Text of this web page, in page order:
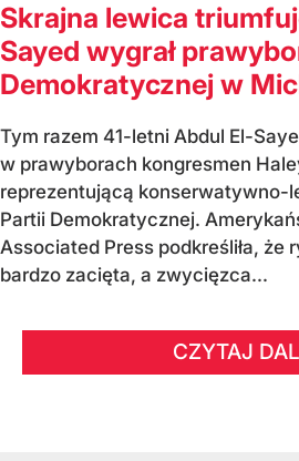
Skrajna lewica
Sayed wygrał
Demokratycznej w
Tym razem 41-letni Abdul El-
w prawyborach kongresmen
reprezentującą konserwatywno-
Partii Demokratycznej.
Associated Press podkreśliła, że
bardzo zacięta, a zwycięzca...
CZYTAJ